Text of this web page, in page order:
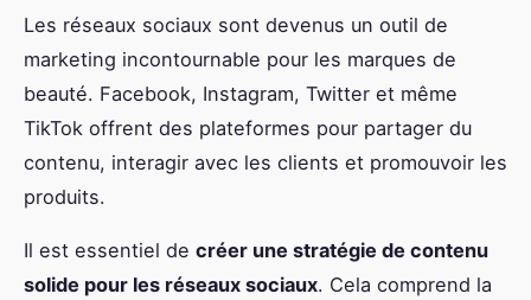
Les réseaux sociaux sont devenus un outil de
marketing incontournable pour les marques de
beauté. Facebook, Instagram, Twitter et même
TikTok offrent des plateformes pour partager du
contenu, interagir avec les clients et promouvoir les
produits.
Il est essentiel de créer une stratégie de contenu
solide pour les réseaux sociaux. Cela comprend la